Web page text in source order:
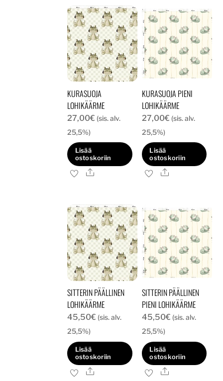
KURASUOJA
LOHIKÄÄRME
27,00€ (sis. alv.
25,5%)
Lisää
ostoskoriin
Ale
KURASUOJA PIENI
LOHIKÄÄRME
27,00€ (sis. alv.
25,5%)
Lisää
ostoskoriin
Ale
SITTERIN PÄÄLLINEN
LOHIKÄÄRME
45,50€ (sis. alv.
25,5%)
Lisää
ostoskoriin
Ale
SITTERIN PÄÄLLINEN
PIENI LOHIKÄÄRME
45,50€ (sis. alv.
25,5%)
Lisää
ostoskoriin
Ale